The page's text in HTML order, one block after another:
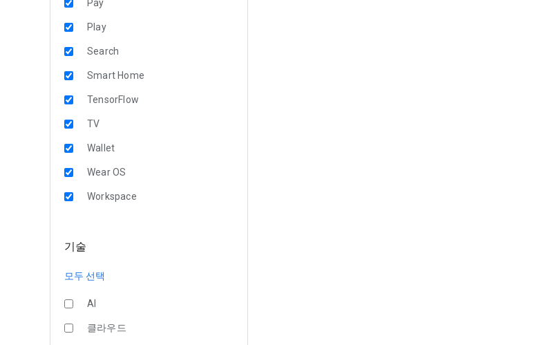
Pay
Play
Search
Smart Home
TensorFlow
TV
Wallet
Wear OS
Workspace
기술
모두 선택
AI
클라우드